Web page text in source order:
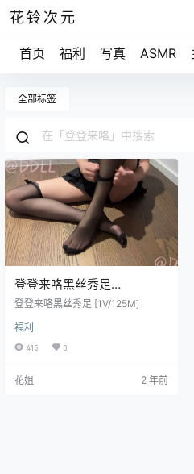
花铃次元
首页 福利 写真 ASMR
全部标签
登登来咯黑丝秀足
[1V/125M]
登登来咯黑丝秀足 [1V/125M]
福利
415 0
花姐 2 年前